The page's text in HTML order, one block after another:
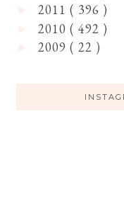
2011 ( 396 )
2010 ( 492 )
2009 ( 22 )